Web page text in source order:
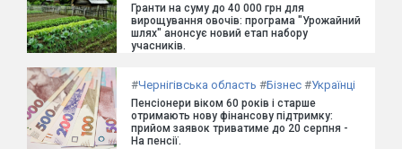
Гранти на суму до 40 000 грн для
вирощування овочів: програма "Урожайний
шлях" анонсує новий етап набору
учасників.
#Чернігівська область #Бізнес #Українці
Пенсіонери віком 60 років і старше
отримають нову фінансову підтримку:
прийом заявок триватиме до 20 серпня -
На пенсії.